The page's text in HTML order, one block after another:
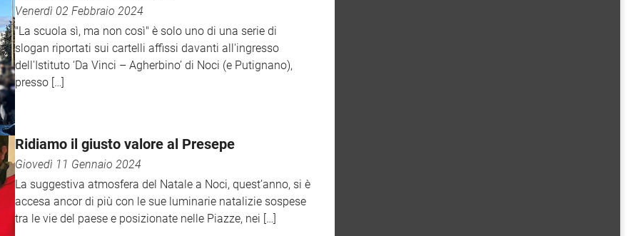
Venerdì 02 Febbraio 2024
"La scuola sì, ma non così" è solo uno di una serie di
slogan riportati sui cartelli affissi davanti all'ingresso
dell'Istituto ‘Da Vinci – Agherbino’ di Noci (e Putignano),
presso […]
Ridiamo il giusto valore al Presepe
Giovedì 11 Gennaio 2024
La suggestiva atmosfera del Natale a Noci, quest’anno, si è
accesa ancor di più con le sue luminarie natalizie sospese
tra le vie del paese e posizionate nelle Piazze, nei […]